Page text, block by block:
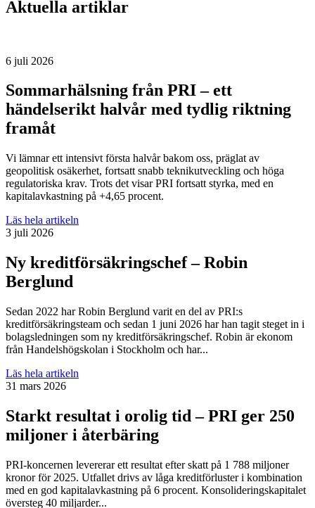
Aktuella artiklar
6 juli 2026
Sommarhälsning från PRI – ett
händelserikt halvår med tydlig riktning
framåt
Vi lämnar ett intensivt första halvår bakom oss, präglat av
geopolitisk osäkerhet, fortsatt snabb teknikutveckling och höga
regulatoriska krav. Trots det visar PRI fortsatt styrka, med en
kapitalavkastning på +4,65 procent.
Läs hela artikeln
3 juli 2026
Ny kreditförsäkringschef – Robin
Berglund
Sedan 2022 har Robin Berglund varit en del av PRI:s
kreditförsäkringsteam och sedan 1 juni 2026 har han tagit steget in i
bolagsledningen som ny kreditförsäkringschef. Robin är ekonom
från Handelshögskolan i Stockholm och har...
Läs hela artikeln
31 mars 2026
Starkt resultat i orolig tid – PRI ger 250
miljoner i återbäring
PRI-koncernen levererar ett resultat efter skatt på 1 788 miljoner
kronor för 2025. Utfallet drivs av låga kreditförluster i kombination
med en god kapitalavkastning på 6 procent. Konsolideringskapitalet
översteg 40 miljarder...